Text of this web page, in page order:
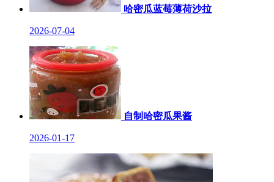
哈密瓜蓝莓薄荷沙拉
2026-07-04
自制哈密瓜果酱
2026-01-17